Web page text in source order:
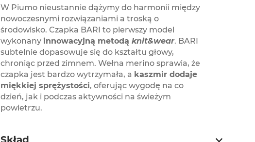
W Piumo nieustannie dążymy do harmonii między
nowoczesnymi rozwiązaniami a troską o
środowisko. Czapka BARI to pierwszy model
wykonany innowacyjną metodąknit&wear. BARI
subtelnie dopasowuje się do kształtu głowy,
chroniąc przed zimnem. Wełna merino sprawia, że
czapka jest bardzo wytrzymała, a kaszmir dodaje
miękkiej sprężystości, oferując wygodę na co
dzień, jak i podczas aktywności na świeżym
powietrzu.
Skład